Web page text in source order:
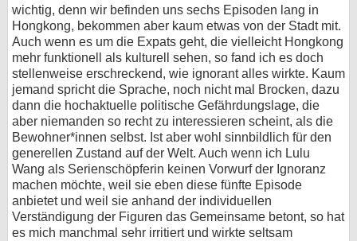
wichtig, denn wir befinden uns sechs Episoden lang in
Hongkong, bekommen aber kaum etwas von der Stadt mit.
Auch wenn es um die Expats geht, die vielleicht Hongkong
mehr funktionell als kulturell sehen, so fand ich es doch
stellenweise erschreckend, wie ignorant alles wirkte. Kaum
jemand spricht die Sprache, noch nicht mal Brocken, dazu
dann die hochaktuelle politische Gefährdungslage, die
aber niemanden so recht zu interessieren scheint, als die
Bewohner*innen selbst. Ist aber wohl sinnbildlich für den
generellen Zustand auf der Welt. Auch wenn ich Lulu
Wang als Serienschöpferin keinen Vorwurf der Ignoranz
machen möchte, weil sie eben diese fünfte Episode
anbietet und weil sie anhand der individuellen
Verständigung der Figuren das Gemeinsame betont, so hat
es mich manchmal sehr irritiert und wirkte seltsam